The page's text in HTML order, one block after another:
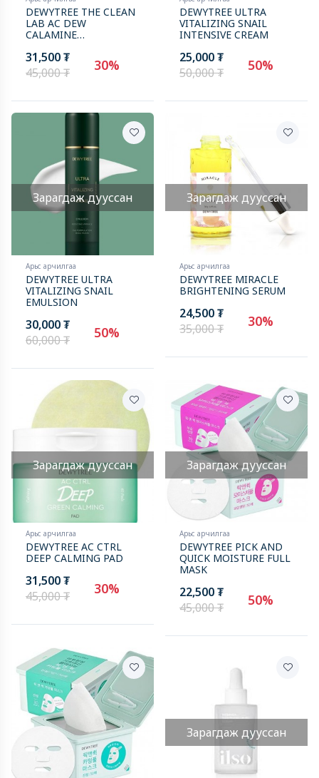
DEWYTREE THE CLEAN
LAB AC DEW
CALAMINE
31,500 ₮
45,000 ₮
30%
DEWYTREE ULTRA
VITALIZING SNAIL
INTENSIVE CREAM
25,000 ₮
50,000 ₮
50%
Зарагдаж дууссан
Арьс арчилгаа
DEWYTREE ULTRA
VITALIZING SNAIL
EMULSION
30,000 ₮
60,000 ₮
50%
Зарагдаж дууссан
Арьс арчилгаа
DEWYTREE MIRACLE
BRIGHTENING SERUM
24,500 ₮
35,000 ₮
30%
Зарагдаж дууссан
Арьс арчилгаа
DEWYTREE AC CTRL
DEEP CALMING PAD
31,500 ₮
45,000 ₮
30%
Зарагдаж дууссан
Арьс арчилгаа
DEWYTREE PICK AND
QUICK MOISTURE FULL
MASK
22,500 ₮
45,000 ₮
50%
Зарагдаж дууссан